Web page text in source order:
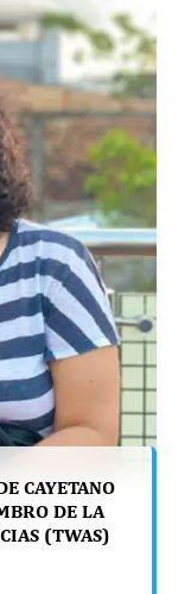
CAYETANO
DE LA
(TWAS)